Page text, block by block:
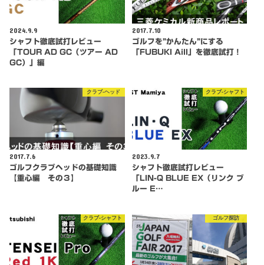
2024.9.9
シャフト徹底試打レビュー
「TOUR AD GC（ツアー AD
GC）」編
2017.7.10
ゴルフを”かんたん”にする
「FUBUKI AiII」を徹底試打！
クラブ-ヘッド
2017.7.6
ゴルフクラブヘッドの基礎知識
【重心編 その３】
クラブ-シャフト
2023.9.7
シャフト徹底試打レビュー
「LIN-Q BLUE EX（リンク ブ
ルー E…
クラブ-シャフト ゴルフ探訪